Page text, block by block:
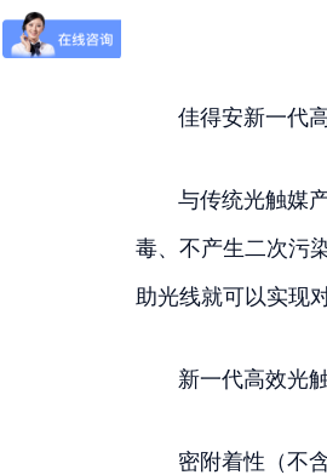
佳得安新一代高
与传统光触媒产
毒、不产生二次污
助光线就可以实现
新一代高效光触
密附着性（不含